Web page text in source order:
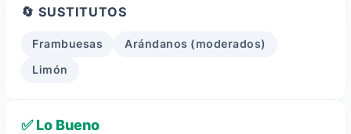
🔄 SUSTITUTOS
Frambuesas Arándanos (moderados)
Limón
✅ Lo Bueno